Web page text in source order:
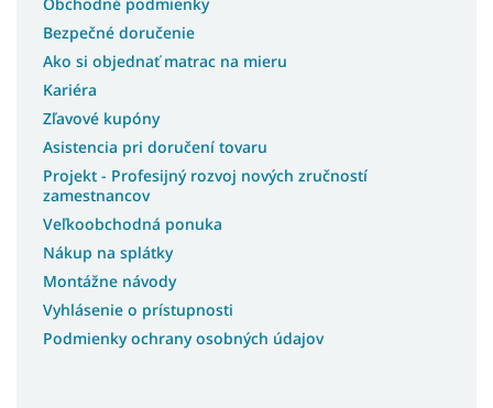
Bezpečné doručenie
Ako si objednať matrac na mieru
Kariéra
Zľavové kupóny
Asistencia pri doručení tovaru
Projekt - Profesijný rozvoj nových zručností
zamestnancov
Veľkoobchodná ponuka
Nákup na splátky
Montážne návody
Vyhlásenie o prístupnosti
Podmienky ochrany osobných údajov